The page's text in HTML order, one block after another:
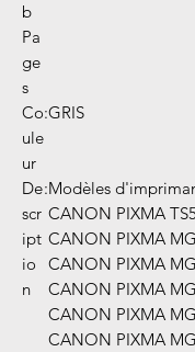
b
Pa
ge
s
Co
ule
ur
:GRIS
De
scr
ipt
io
n
:Modèles
CANON PIXMA
CANON PIXMA
CANON PIXMA
CANON PIXMA
CANON PIXMA
CANON PIXMA